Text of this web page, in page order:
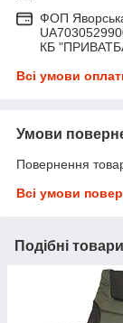
ФОП
КБ
Всі умови
Умови
Повернення
Всі умови
Подібні